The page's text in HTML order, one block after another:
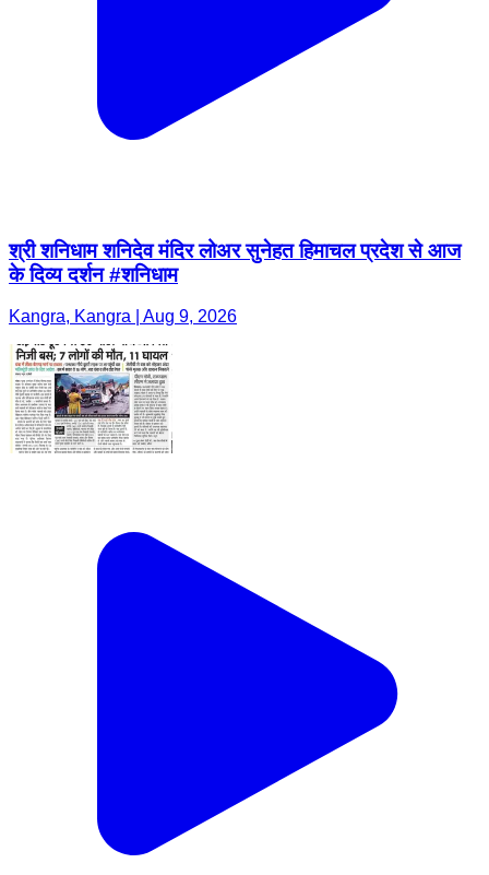
श्री शनिधाम शनिदेव मंदिर लोअर सुनेहत हिमाचल प्रदेश से आज
के दिव्य दर्शन #शनिधाम
Kangra, Kangra | Aug 9, 2026